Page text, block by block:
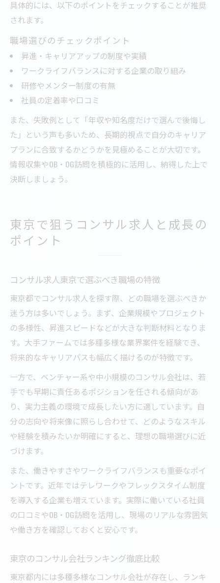
具体的には、以下のポイントをチェックすることが推奨
されます。
職場選びのチェックポイント
昇進・キャリアアップの制度や実績
ワークライフバランスに対する企業の取り組み
研修やメンター制度の有無
社員の定着率や口コミ
また、失敗例として「年収や知名度だけで選んで後悔し
た」という声も多いため、長期的視点で自分のキャリア
プランに合致するかどうかを見極めることが大切です。
情報収集やOB・OG訪問を積極的に活用し、納得した上で
決断しましょう。
東京で狙うコンサル求人と成長の
ポイント
コンサル求人東京で選ぶべき職場の特徴
東京都でコンサル求人を探す際、どの職場を選ぶべきか
迷う方は多いでしょう。まず、企業規模やプロジェクト
の多様性、昇進スピードなどが大きな判断材料となりま
す。大手ファームでは多種多様な業界案件を経験でき、
将来的なキャリアパスも幅広く描けるのが特徴です。
一方で、ベンチャー系や中小規模のコンサル会社は、若
手でも早期に責任あるポジションを任される傾向があ
り、実力主義の環境で成長したい方に適しています。自
分の志向や将来像に照らし合わせて、どのようなスキル
や経験を積みたいか明確にすると、理想の職場選びに近
づけます。
また、働きやすさやワークライフバランスも重要なポイ
ントです。近年ではテレワークやフレックスタイム制度
を導入する企業も増えています。実際に働いている社員
の口コミやOB・OG訪問を活用し、現場のリアルな雰囲気
や働き方を確認しておくと安心です。
東京のコンサル会社ランキング徹底比較
東京都内には多種多様なコンサル会社が存在し、ランキ